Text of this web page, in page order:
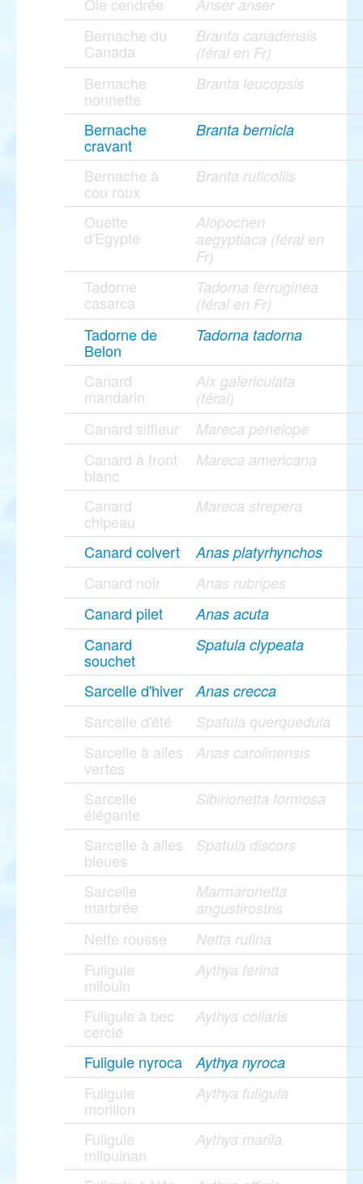
Anser anser
Bernache du
Canada
Branta canadensis
(féral en Fr)
Bernache
nonnette
Branta leucopsis
Bernache
cravant
Branta bernicla
Bernache à
cou roux
Branta ruficollis
Ouette
d'Egypte
Alopochen
aegyptiaca (féral en
Fr)
Tadorne
casarca
Tadorna ferruginea
(féral en Fr)
Tadorne de
Belon
Tadorna tadorna
Canard
mandarin
Aix galericulata
(féral)
Canard siffleur Mareca penelope
Canard à front
blanc
Mareca americana
Canard
chipeau
Mareca strepera
Canard colvert Anas platyrhynchos
Canard noir Anas rubripes
Canard pilet Anas acuta
Canard
souchet
Spatula clypeata
Sarcelle d'hiver Anas crecca
Sarcelle d'été Spatula querquedula
Sarcelle à ailes
vertes
Anas carolinensis
Sarcelle
élégante
Sibirionetta formosa
Sarcelle à ailes
bleues
Spatula discors
Sarcelle
marbrée
Marmaronetta
angustirostris
Nette rousse Netta rufina
Fuligule
milouin
Aythya ferina
Fuligule à bec
cerclé
Aythya collaris
Fuligule nyroca Aythya nyroca
Fuligule
morillon
Aythya fuligula
Fuligule
milouinan
Aythya marila